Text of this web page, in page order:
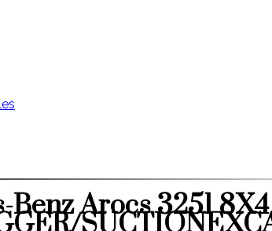
Benz Arocs 3251